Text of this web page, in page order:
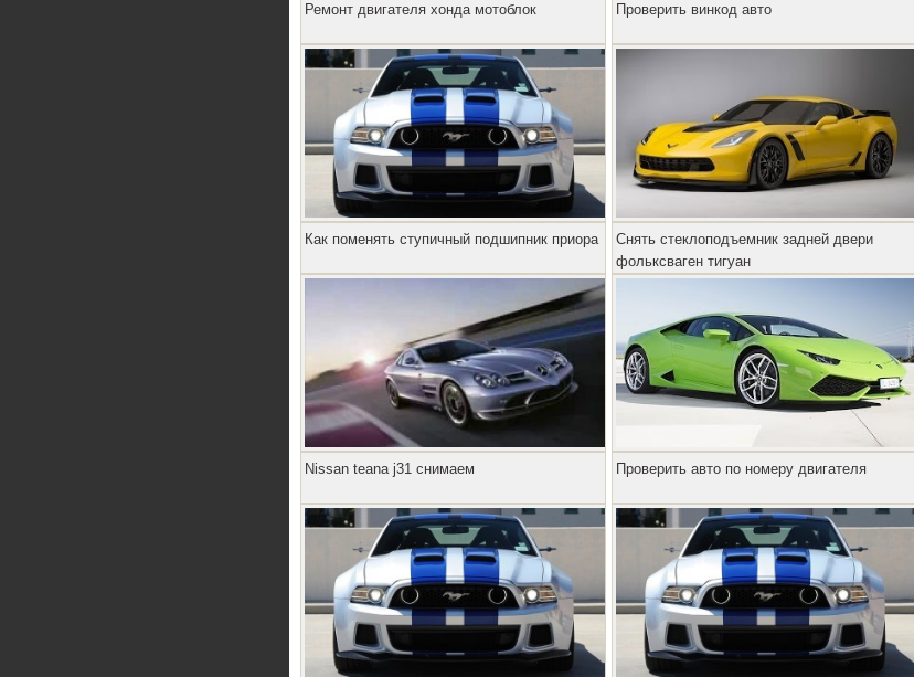
Ремонт двигателя хонда мотоблок Проверить винкод авто
Как поменять ступичный подшипник приора
Снять стеклоподъемник задней двери
фольксваген тигуан
Nissan teana j31 снимаем Проверить авто по номеру двигателя